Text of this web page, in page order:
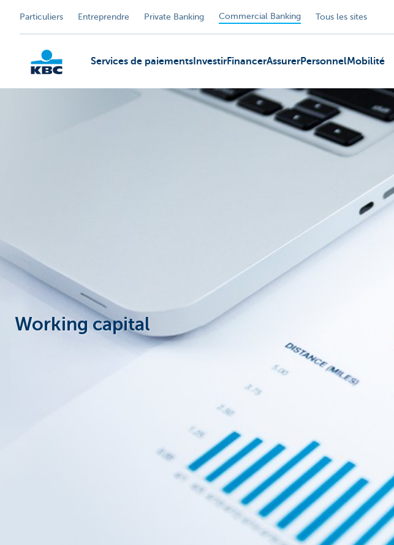
Particuliers Entreprendre Private Banking Commercial Banking Tous les sites
Corporate
Services de paiements InvestirFinancerAssurerPersonnelMobilité
Working capital